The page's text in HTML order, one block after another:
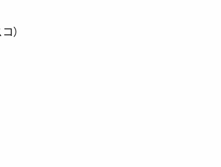
）